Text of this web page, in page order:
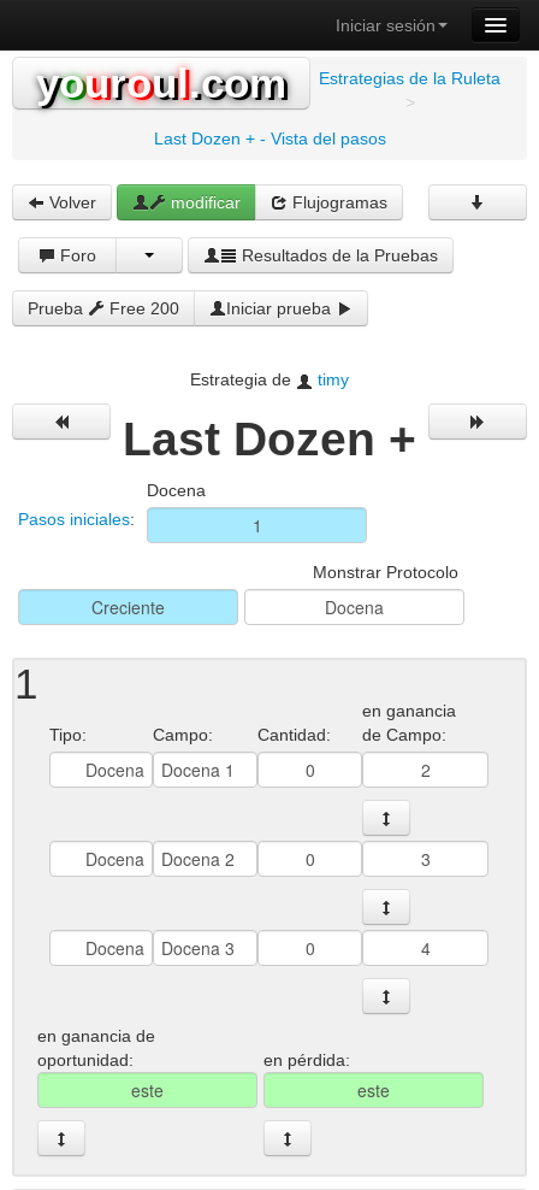
Iniciar sesión
youroul.com
Estrategias de la Ruleta
>
Last Dozen + - Vista del pasos
Volver modificar Flujogramas
Foro Resultados de la Pruebas
Prueba Free 200 Iniciar prueba
Estrategia de timy
Last Dozen +
Docena
Pasos iniciales:
Monstrar Protocolo
1
Tipo: Campo: Cantidad:
en ganancia
de Campo:
en ganancia de
oportunidad:
en pérdida: